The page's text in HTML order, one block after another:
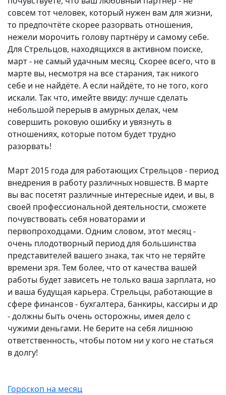
совсем тот человек, который нужен вам для жизни,
то предпочтёте скорее разорвать отношения,
нежели морочить голову партнёру и самому себе.
Для Стрельцов, находящихся в активном поиске,
март - не самый удачным месяц. Скорее всего, что в
марте вы, несмотря на все старания, так никого
себе и не найдёте. А если найдёте, то не того, кого
искали. Так что, имейте ввиду: лучше сделать
небольшой перерыв в амурных делах, чем
совершить роковую ошибку и увязнуть в
отношениях, которые потом будет трудно
разорвать!
Март 2015 года для работающих Стрельцов - период
внедрения в работу различных новшеств. В марте
вы вас посетят различные интересные идеи, и вы, в
своей профессиональной деятельности, сможете
почувствовать себя новаторами и
первопроходцами. Одним словом, этот месяц -
очень плодотворный период для большинства
представителей вашего знака, так что не теряйте
времени зря. Тем более, что от качества вашей
работы будет зависеть не только ваша зарплата, но
и ваша будущая карьера. Стрельцы, работающие в
сфере финансов - бухгалтера, банкиры, кассиры и др
- должны быть очень осторожны, имея дело с
чужими деньгами. Не берите на себя лишнюю
ответственность, чтобы потом ни у кого не статься
в долгу!
Гороскоп на месяц